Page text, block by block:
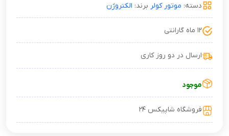
فروشگاه شاپیکس ۲۴
موجود
ارسال در دو روز کاری
۱۲ ماه گارانتی
دسته: موتور کولر برند: الکتروژن